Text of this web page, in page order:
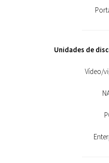
Unidades de
Vídeo/